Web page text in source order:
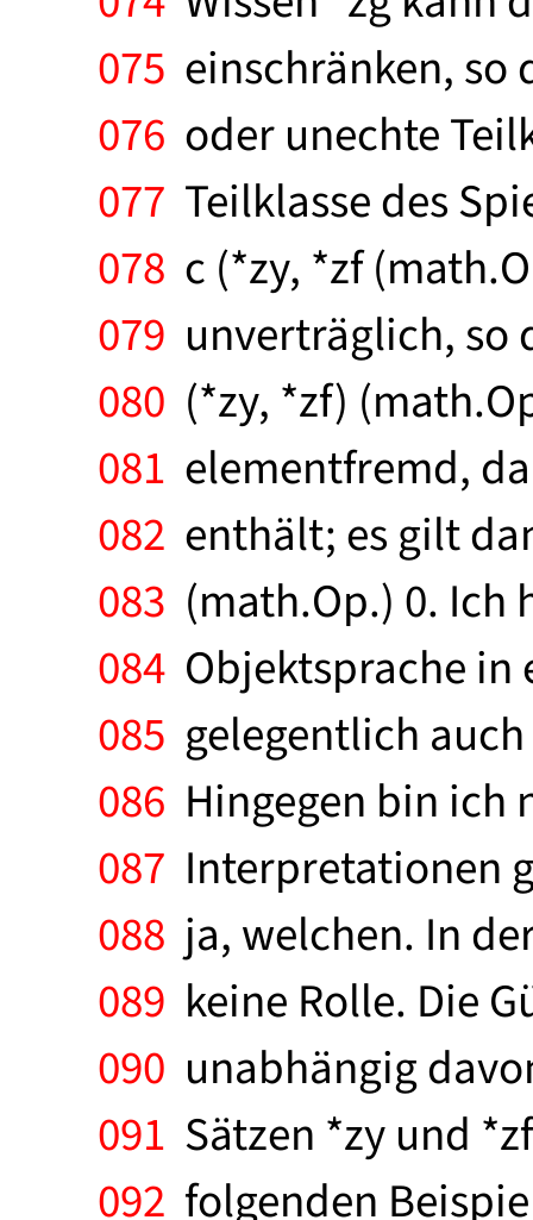
075 einschränken, so
076 oder unechte
077 Teilklasse des
078 c (*zy, *zf
079 unverträglich, so
080 (*zy, *zf)
081 elementfremd,
082 enthält; es gilt
083 (math.Op.) 0. Ich
084 Objektsprache in
085 gelegentlich
086 Hingegen bin ich
087 Interpretationen
088 ja, welchen. In
089 keine Rolle. Die
090 unabhängig
091 Sätzen *zy und
092 folgenden